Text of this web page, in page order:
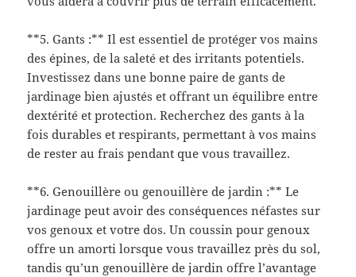
**5. Gants :** Il est essentiel de protéger vos mains
des épines, de la saleté et des irritants potentiels.
Investissez dans une bonne paire de gants de
jardinage bien ajustés et offrant un équilibre entre
dextérité et protection. Recherchez des gants à la
fois durables et respirants, permettant à vos mains
de rester au frais pendant que vous travaillez.
**6. Genouillère ou genouillère de jardin :** Le
jardinage peut avoir des conséquences néfastes sur
vos genoux et votre dos. Un coussin pour genoux
offre un amorti lorsque vous travaillez près du sol,
tandis qu’un genouillère de jardin offre l’avantage